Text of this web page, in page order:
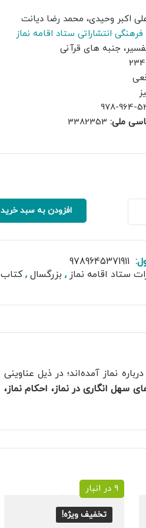
2,000,000 ریال
بود.
1,800,000 ریال.
اکبر وحیدی، محمد رضا دیانت
انتشاراتی ستاد اقامه نماز
جنبه های قرآنی
ملی:3382353
افزودن به سبد خرید
9789645371911
ستاد اقامه نماز , بزرگسال ,کتاب
نماز آمده‌اند؛ در ذیل عناوینی
سهل انگاری در نماز، احکام نماز،
تخفیف ویژه!
9 در انبار